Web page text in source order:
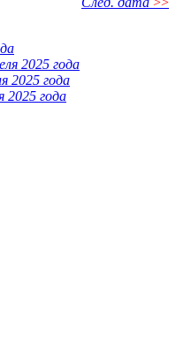
2025 года
2025 года
2025 года